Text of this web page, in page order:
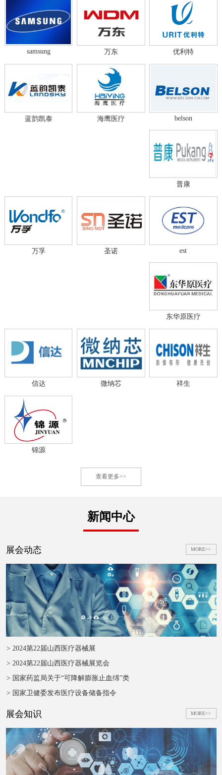
samsung 万东 优利特
蓝韵凯泰 海鹰医疗 belson
普康
万孚 圣诺 est
东华原医疗
信达 微纳芯 祥生
锦源
查看更多>>
新闻中心
MORE>>
展会动态
> 2024第22届山西医疗器械展
> 2024第22届山西医疗器械展览会
> 国家药监局关于“可降解膨胀止血绵”类
> 国家卫健委发布医疗设备储备指令
MORE>>
展会知识